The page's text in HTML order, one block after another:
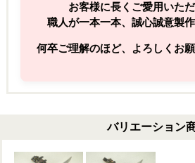
お客様に長くご愛用いただ
職人が一本一本、誠心誠意製作
何卒ご理解のほど、よろしくお願
バリエーション